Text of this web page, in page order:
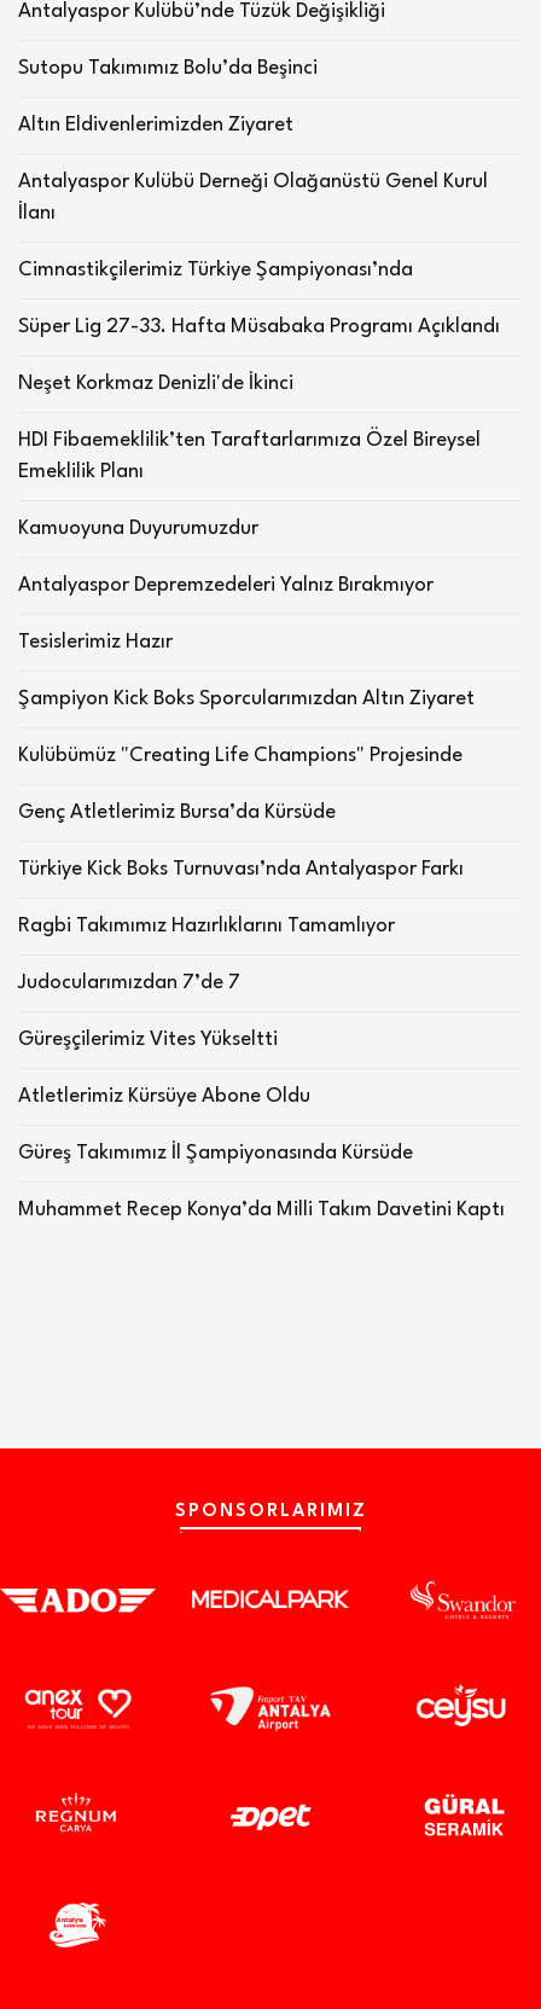
Antalyaspor Kulübü’nde Tüzük Değişikliği
Sutopu Takımımız Bolu’da Beşinci
Altın Eldivenlerimizden Ziyaret
Antalyaspor Kulübü Derneği Olağanüstü Genel Kurul
İlanı
Cimnastikçilerimiz Türkiye Şampiyonası’nda
Süper Lig 27-33. Hafta Müsabaka Programı Açıklandı
Neşet Korkmaz Denizli'de İkinci
HDI Fibaemeklilik’ten Taraftarlarımıza Özel Bireysel
Emeklilik Planı
Kamuoyuna Duyurumuzdur
Antalyaspor Depremzedeleri Yalnız Bırakmıyor
Tesislerimiz Hazır
Şampiyon Kick Boks Sporcularımızdan Altın Ziyaret
Kulübümüz "Creating Life Champions" Projesinde
Genç Atletlerimiz Bursa’da Kürsüde
Türkiye Kick Boks Turnuvası’nda Antalyaspor Farkı
Ragbi Takımımız Hazırlıklarını Tamamlıyor
Judocularımızdan 7’de 7
Güreşçilerimiz Vites Yükseltti
Atletlerimiz Kürsüye Abone Oldu
Güreş Takımımız İl Şampiyonasında Kürsüde
Muhammet Recep Konya’da Milli Takım Davetini Kaptı
SPONSORLARIMIZ